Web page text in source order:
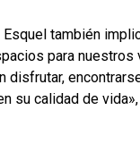
también
para nuestros
disfrutar,
su calidad de